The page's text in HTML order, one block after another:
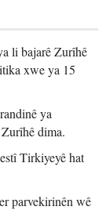
li bajarê Zurîhê
xwe ya 15
ya
dima.
Tirkiyeyê hat
parvekirinên wê